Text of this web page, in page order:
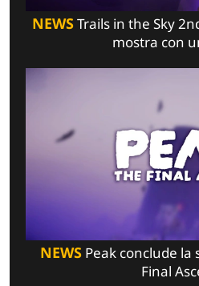
NEWSTrails in the Sky
mostra con
NEWSPeak conclude la
Final